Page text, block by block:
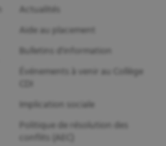
Actualités
Aide au placement
Bulletins d'information
Événements à venir au Collège
CDI
Implication sociale
Politique de résolution des
conflits (AEC)